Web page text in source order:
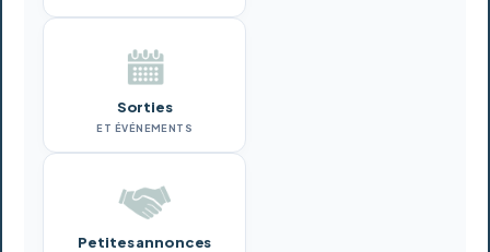
Sorties
ET ÉVÉNEMENTS
Petites annonces